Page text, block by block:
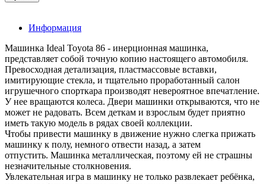
Информация
Машинка Ideal Toyota 86 - инерционная машинка,
представляет собой точную копию настоящего автомобиля.
Превосходная детализация, пластмассовые вставки,
имитирующие стекла, и тщательно проработанный салон
игрушечного спорткара производят невероятное впечатление.
У нее вращаются колеса. Двери машинки открываются, что не
может не радовать. Всем деткам и взрослым будет приятно
иметь такую модель в рядах своей коллекции.
Чтобы привести машинку в движение нужно слегка прижать
машинку к полу, немного отвести назад, а затем
отпустить. Машинка металлическая, поэтому ей не страшны
незначительные столкновения.
Увлекательная игра в машинку не только развлекает ребёнка,